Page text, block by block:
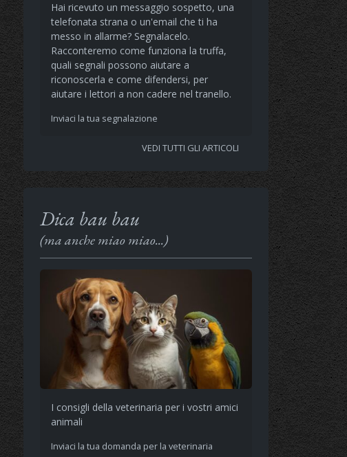
Hai ricevuto un messaggio sospetto, una
telefonata strana o un'email che ti ha
messo in allarme? Segnalacelo.
Racconteremo come funziona la truffa,
quali segnali possono aiutare a
riconoscerla e come difendersi, per
aiutare i lettori a non cadere nel tranello.
Inviaci la tua segnalazione
VEDI TUTTI GLI ARTICOLI
Dica bau bau
(ma anche miao miao...)
I consigli della veterinaria per i vostri amici
animali
Inviaci la tua domanda per la veterinaria